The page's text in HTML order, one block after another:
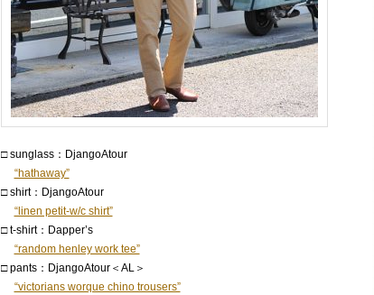
□ sunglass：DjangoAtour
“hathaway”
□ shirt：DjangoAtour
“linen petit-w/c shirt”
□ t-shirt：Dapper’s
“random henley work tee”
□ pants：DjangoAtour＜AL＞
“victorians worque chino trousers”